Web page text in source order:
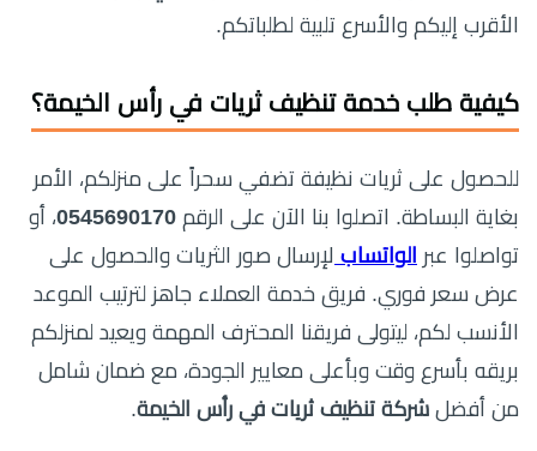
الأقرب إليكم والأسرع تلبية لطلباتكم.
كيفية طلب خدمة تنظيف ثريات في رأس الخيمة؟
للحصول على ثريات نظيفة تضفي سحراً على منزلكم، الأمر
بغاية البساطة. اتصلوا بنا الآن على الرقم 0545690170، أو
تواصلوا عبر الواتساب لإرسال صور الثريات والحصول على
عرض سعر فوري. فريق خدمة العملاء جاهز لترتيب الموعد
الأنسب لكم، ليتولى فريقنا المحترف المهمة ويعيد لمنزلكم
بريقه بأسرع وقت وبأعلى معايير الجودة، مع ضمان شامل
من أفضل شركة تنظيف ثريات في رأس الخيمة.